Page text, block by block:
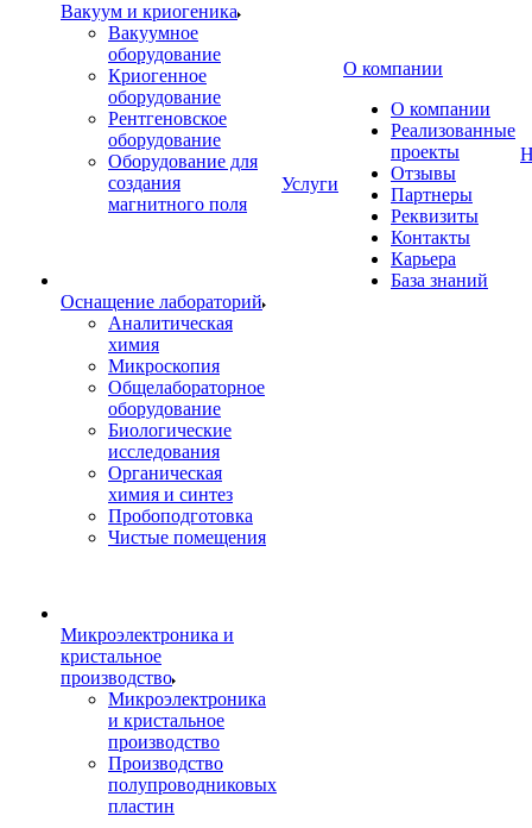
Вакуум и криогеника
Вакуумное
оборудование
Криогенное
оборудование
Рентгеновское
оборудование
Оборудование для
создания
магнитного поля
Оснащение лабораторий
Аналитическая
химия
Микроскопия
Общелабораторное
оборудование
Биологические
исследования
Органическая
химия и синтез
Пробоподготовка
Чистые помещения
Микроэлектроника и
кристальное
производство
Микроэлектроника
и кристальное
производство
Производство
полупроводниковых
пластин
Услуги
О компании
О компании
Реализованные
проекты
Отзывы
Партнеры
Реквизиты
Контакты
Карьера
База знаний